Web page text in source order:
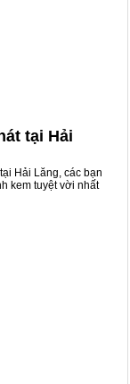
tại Hải
Hải Lăng, các bạn
kem tuyệt vời nhất